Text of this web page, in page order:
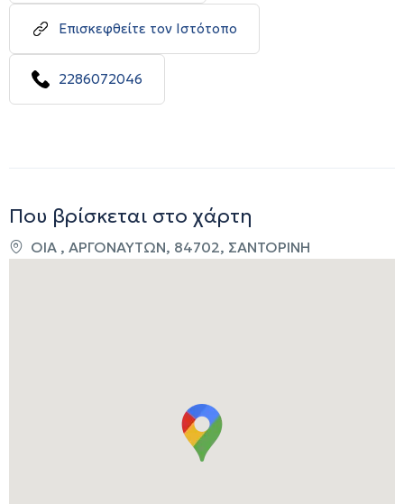
Επισκεφθείτε τον Ιστότοπο
2286072046
Που βρίσκεται στο χάρτη
OIA , ΑΡΓΟΝΑΥΤΩΝ, 84702, ΣΑΝΤΟΡΙΝΗ